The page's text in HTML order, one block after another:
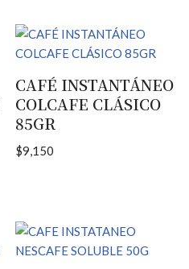
CAFÉ INSTANTÁNEO
COLCAFE CLÁSICO
85GR
$9,150